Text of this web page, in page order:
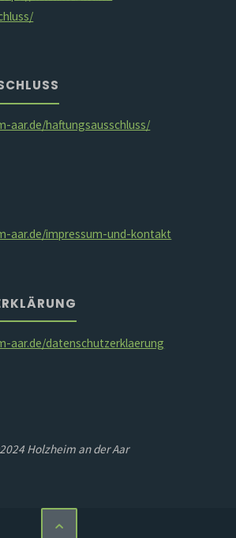
aar.de/haftungsausschluss/
aar.de/impressum-und-kontakt
aar.de/datenschutzerklaerung
Holzheim an der Aar